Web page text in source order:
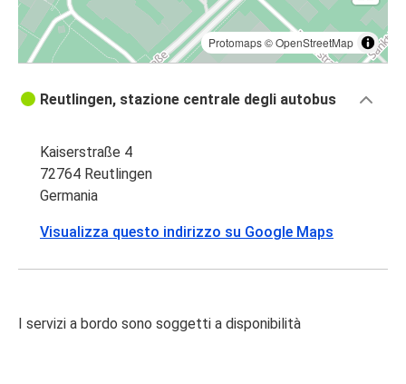
Protomaps©OpenStreetMap
Reutlingen, stazione centrale degli autobus
Kaiserstraße 4
72764 Reutlingen
Germania
Visualizza questo indirizzo su Google Maps
I servizi a bordo sono soggetti a disponibilità